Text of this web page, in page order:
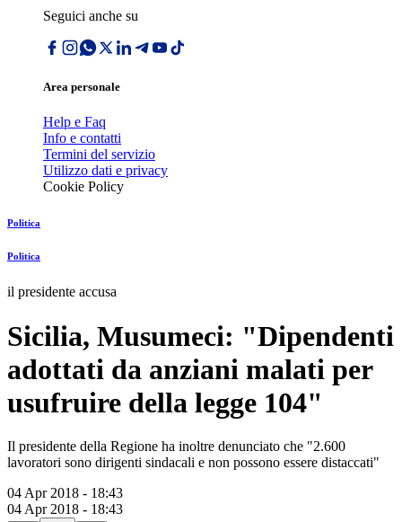
Seguici anche su
Area personale
Help e Faq
Info e contatti
Termini del servizio
Utilizzo dati e privacy
Cookie Policy
Politica
Politica
il presidente accusa
Sicilia, Musumeci: "Dipendenti
adottati da anziani malati per
usufruire della legge 104"
Il presidente della Regione ha inoltre denunciato che "2.600
lavoratori sono dirigenti sindacali e non possono essere distaccati"
04 Apr 2018 - 18:43
04 Apr 2018 - 18:43